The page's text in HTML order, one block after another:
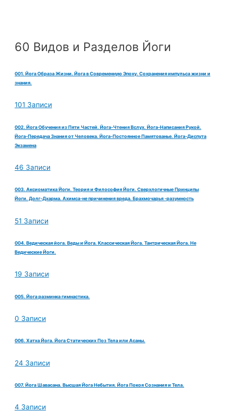
60 Видов и Разделов Йоги
001. Йога Образа Жизни. Йога в Современную Эпоху. Сохранения импульса жизни и
знания.
101 Записи
002. Йога Обучения из Пяти Частей. Йога-Чтения Вслух. Йога-Написания Рукой.
Йога-Передача Знания от Человека. Йога-Постоянное Памятованье. Йога-Диспута
Экзамена
46 Записи
003. Аксиоматика Йоги. Теория и Философия Йоги. Сверхлогичные Принципы
Йоги. Долг-Дхарма. Ахимса-не причинения вреда. Брахмочарья -разумность
51 Записи
004. Ведическая йога. Веды и Йога. Классическая Йога. Тантрическая Йога. Не
Ведические Йоги.
19 Записи
005. Йога разминка гимнастика.
0 Записи
006. Хатха Йога. Йога Статических Поз Тела или Асаны.
24 Записи
007. Йога Шавасана. Высшая Йога Небытия. Йога Покоя Сознания и Тела.
4 Записи